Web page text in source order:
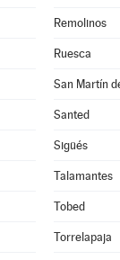
Remolinos
Ruesca
Santed
Sigüés
Talamantes
Tobed
Torrelapaja